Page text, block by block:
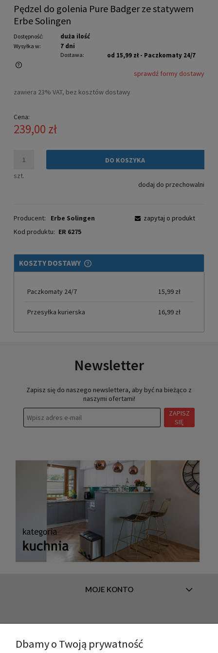
Pędzel do golenia Pure Badger ze statywem
Erbe Solingen
Dostępność: duża ilość
Wysyłka w: 7 dni
Dostawa: od 15,99 zł - Paczkomaty 24/7
Cena nie zawiera ewentualnych kosztów płatności
sprawdź formy dostawy
zawiera 23% VAT, bez kosztów dostawy
Cena:
239,00 zł
szt.
DO KOSZYKA
dodaj do przechowalni
Producent:
Erbe Solingen
Kod produktu: ER 6275
zapytaj o produkt
KOSZTY DOSTAWY
CENA NIE ZAWIERA EWENTUALNYCH KOSZTÓW PŁATNOŚCI
Paczkomaty 24/7 15,99 zł
Przesyłka kurierska 16,99 zł
Newsletter
Zapisz się do naszego newslettera, aby być na bieżąco z
naszymi ofertami!
ZAPISZ
SIĘ
MOJE KONTO
Dbamy o Twoją prywatność